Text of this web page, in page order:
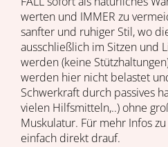
werten und IMMER zu
sanfter und ruhiger Stil, wo
ausschließlich im Sitzen und
werden (keine
werden hier nicht belastet
Schwerkraft durch passives
vielen Hilfsmitteln,..) ohne
Muskulatur. Für mehr Infos
einfach direkt drauf.